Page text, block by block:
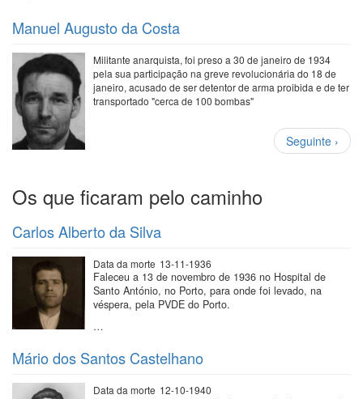
Manuel Augusto da Costa
Militante anarquista, foi preso a 30 de janeiro de 1934
pela sua participação na greve revolucionária do 18 de
janeiro, acusado de ser detentor de arma proibida e de ter
transportado "cerca de 100 bombas"
Paginação
Próxima
página
Seguinte ›
Os que ficaram pelo caminho
Carlos Alberto da Silva
Data da morte 13-11-1936
Faleceu a 13 de novembro de 1936 no Hospital de
Santo António, no Porto, para onde foi levado, na
véspera, pela PVDE do Porto.
…
Mário dos Santos Castelhano
Data da morte 12-10-1940